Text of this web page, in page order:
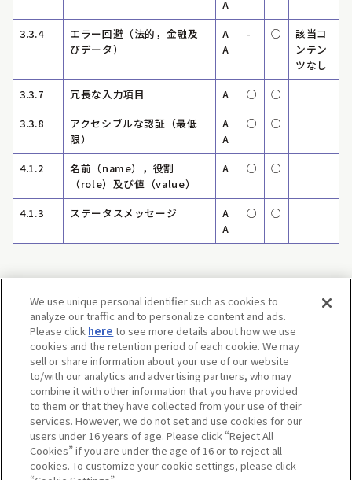
A
3.3.4
エラー回避（法的，金融及
びデータ）
A
A
- ○
該当コ
ンテン
ツなし
3.3.7
冗長な入力項目 A ○
○
3.3.8
アクセシブルな認証（最低
限）
A
A
○ ○
4.1.2
名前（name），役割
（role）及び値（value）
A ○ ○
4.1.3 ステータスメッセージ
A
A
○ ○
TOPページにもどる
ご利用規約 ウェブサイトご利用条件ソーシャルメディアポリシー
個人情報保護方針お問い合わせ
Do Not Sell or Share My Personal Informationアクセシビリティ対応方針
コピーライト一覧を表示する
We use unique personal identifier such as cookies to
analyze our traffic and to personalize content and ads.
Please click here to see more details about how we use
cookies and the retention period of each cookie. We may
sell or share information about your use of our website
to/with our analytics and advertising partners, who may
combine it with other information that you have provided
to them or that they have collected from your use of their
services. However, we do not set and use cookies for our
users under 16 years of age. Please click “Reject All
Cookies” if you are under the age of 16 or to reject all
cookies. To customize your cookie settings, please click